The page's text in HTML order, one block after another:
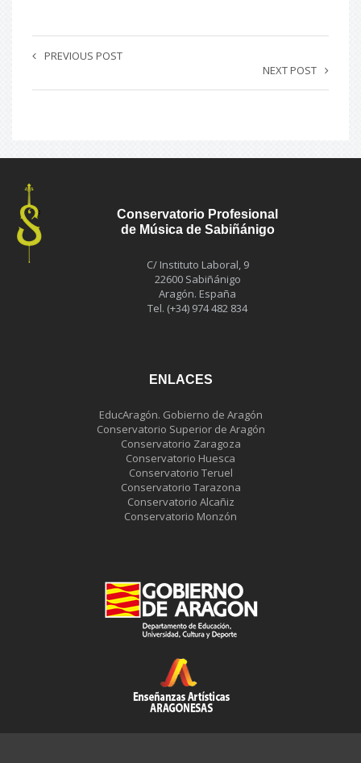
PREVIOUS POST
NEXT POST
Conservatorio Profesional
de Música de Sabiñánigo
C/ Instituto Laboral, 9
22600 Sabiñánigo
Aragón. España
Tel. (+34) 974 482 834
ENLACES
EducAragón. Gobierno de Aragón
Conservatorio Superior de Aragón
Conservatorio Zaragoza
Conservatorio Huesca
Conservatorio Teruel
Conservatorio Tarazona
Conservatorio Alcañiz
Conservatorio Monzón